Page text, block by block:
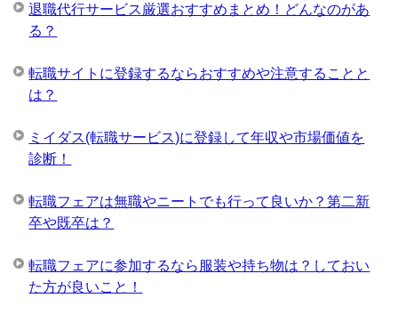
退職代行サービス厳選おすすめまとめ！どんなのがあ
る？
転職サイトに登録するならおすすめや注意することと
は？
ミイダス(転職サービス)に登録して年収や市場価値を
診断！
転職フェアは無職やニートでも行って良いか？第二新
卒や既卒は？
転職フェアに参加するなら服装や持ち物は？しておい
た方が良いこと！